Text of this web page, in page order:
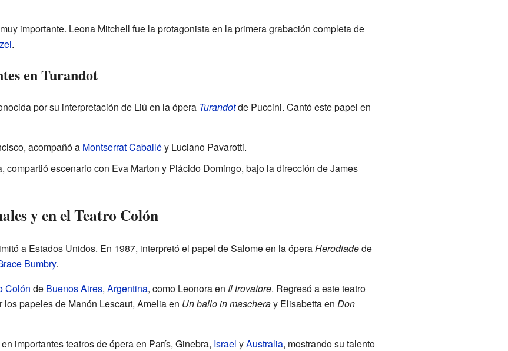
importante. Leona Mitchell fue la protagonista en la primera grabación completa de
.
en Turandot
por su interpretación de Liú en la ópera Turandotde Puccini. Cantó este papel en
acompañó a Montserrat Caballéy Luciano Pavarotti.
compartió escenario con Eva Marton y Plácido Domingo, bajo la dirección de James
y en el Teatro Colón
a Estados Unidos. En 1987, interpretó el papel de Salome en la óperaHerodiadede
Bumbry.
Colón de Buenos Aires, Argentina, como Leonora en Il trovatore. Regresó a este teatro
papeles de Manón Lescaut, Amelia en Un ballo in mascheray Elisabetta en Don
importantes teatros de ópera en París, Ginebra, Israel yAustralia, mostrando su talento